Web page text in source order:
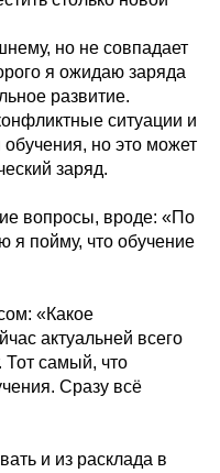
но не совпадает
я ожидаю заряда
развитие.
ситуации и
но это может
заряд.
вопросы, вроде: «По
я пойму, что обучение
«Какое
актуальней всего
Тот самый, что
Сразу всё
и из расклада в